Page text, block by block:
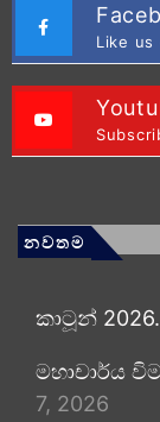
Like us
නවතම
කාටූන්
මහාචාර්ය
7, 2026